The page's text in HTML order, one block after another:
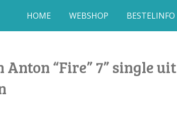
HOME WEBSHOP BESTELINFO
Anton “Fire” 7” single uit